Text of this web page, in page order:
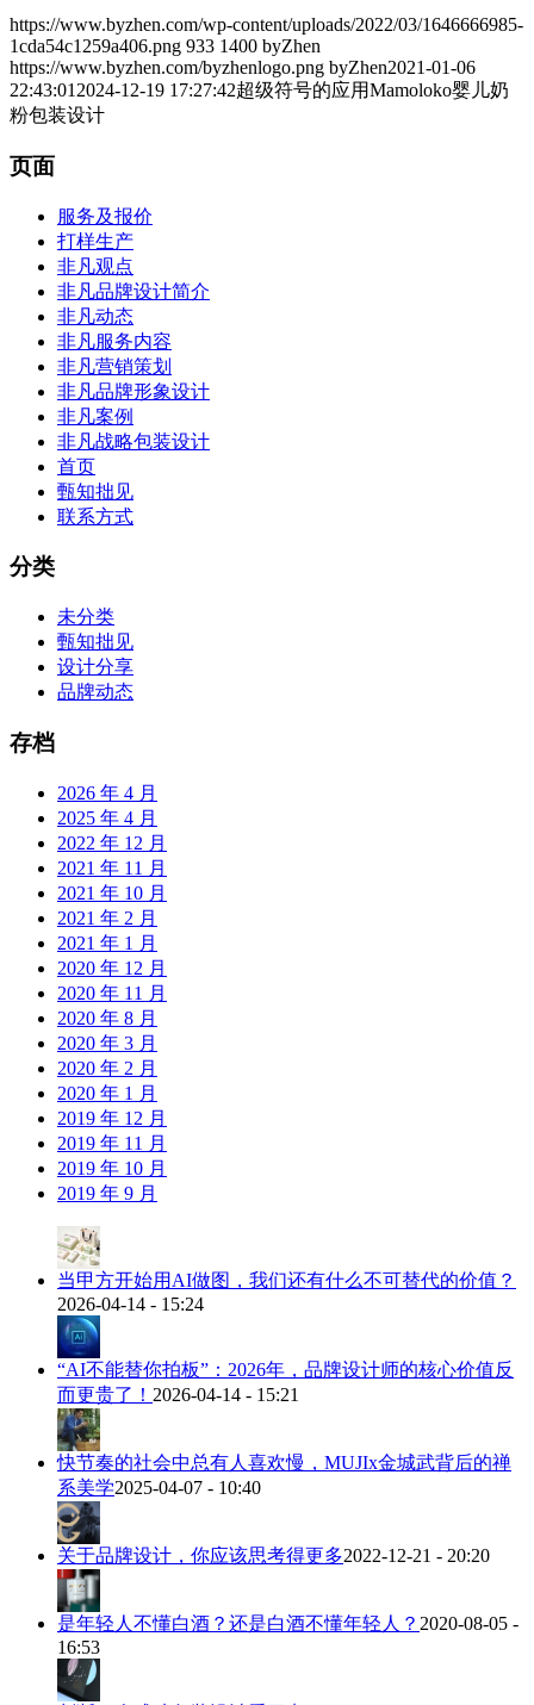
https://www.byzhen.com/wp-content/uploads/2022/03/1646666985-
1cda54c1259a406.png 933 1400 byZhen
https://www.byzhen.com/byzhenlogo.png byZhen2021-01-06
22:43:01 2024-12-19 17:27:42超级符号的应用Mamoloko婴儿奶
粉包装设计
页面
服务及报价
打样生产
非凡观点
非凡品牌设计简介
非凡动态
非凡服务内容
非凡营销策划
非凡品牌形象设计
非凡案例
非凡战略包装设计
首页
甄知拙见
联系方式
分类
未分类
甄知拙见
设计分享
品牌动态
存档
2026 年 4 月
2025 年 4 月
2022 年 12 月
2021 年 11 月
2021 年 10 月
2021 年 2 月
2021 年 1 月
2020 年 12 月
2020 年 11 月
2020 年 8 月
2020 年 3 月
2020 年 2 月
2020 年 1 月
2019 年 12 月
2019 年 11 月
2019 年 10 月
2019 年 9 月
当甲方开始用AI做图，我们还有什么不可替代的价值？
2026-04-14 - 15:24
“AI不能替你拍板”：2026年，品牌设计师的核心价值反
而更贵了！ 2026-04-14 - 15:21
快节奏的社会中总有人喜欢慢，MUJIx金城武背后的禅
系美学2025-04-07 - 10:40
关于品牌设计，你应该思考得更多2022-12-21 - 20:20
是年轻人不懂白酒？还是白酒不懂年轻人？ 2020-08-05 -
16:53